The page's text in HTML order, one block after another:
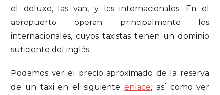
el deluxe, las van, y los internacionales. En el
aeropuerto operan principalmente los
internacionales, cuyos taxistas tienen un dominio
suficiente del inglés.
Podemos ver el precio aproximado de la reserva
de un taxi en el siguiente enlace, así como ver